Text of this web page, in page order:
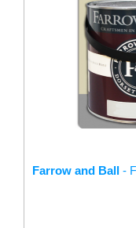
Farrow and Ball-